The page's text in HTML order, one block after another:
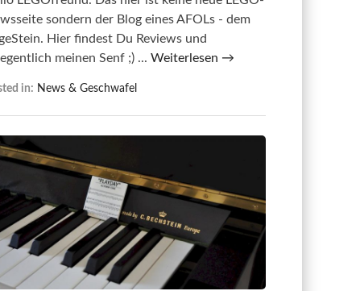
sondern der Blog eines AFOLs - dem
Hier findest Du Reviews und
meinen Senf ;) ... Weiterlesen →
in: News & Geschwafel